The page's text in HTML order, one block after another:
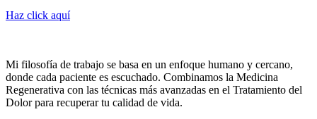
Haz click aquí
Mi filosofía de trabajo se basa en un enfoque humano y cercano,
donde cada paciente es escuchado. Combinamos la Medicina
Regenerativa con las técnicas más avanzadas en el Tratamiento del
Dolor para recuperar tu calidad de vida.